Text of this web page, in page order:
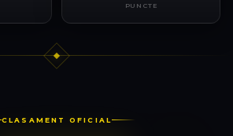
PUNCTE
CLASAMENT OFICIAL